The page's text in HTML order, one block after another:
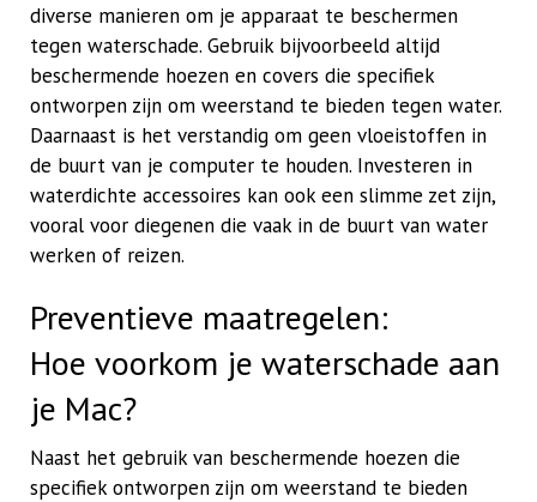
diverse manieren om je apparaat te beschermen
tegen waterschade. Gebruik bijvoorbeeld altijd
beschermende hoezen en covers die specifiek
ontworpen zijn om weerstand te bieden tegen water.
Daarnaast is het verstandig om geen vloeistoffen in
de buurt van je computer te houden. Investeren in
waterdichte accessoires kan ook een slimme zet zijn,
vooral voor diegenen die vaak in de buurt van water
werken of reizen.
Preventieve maatregelen:
Hoe voorkom je waterschade aan
je Mac?
Naast het gebruik van beschermende hoezen die
specifiek ontworpen zijn om weerstand te bieden